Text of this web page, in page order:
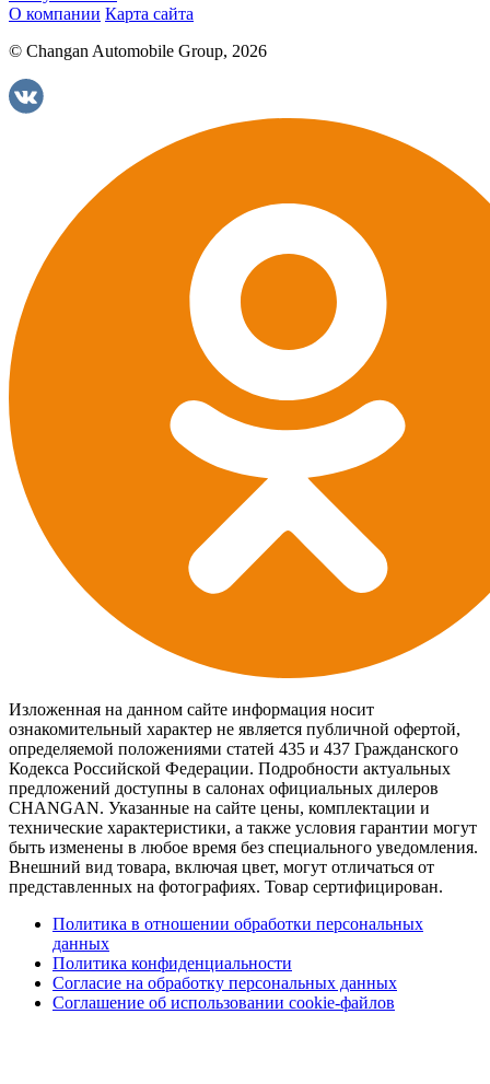
О компании Карта сайта
© Changan Automobile Group, 2026
Изложенная на данном сайте информация носит
ознакомительный характер не является публичной офертой,
определяемой положениями статей 435 и 437 Гражданского
Кодекса Российской Федерации. Подробности актуальных
предложений доступны в салонах официальных дилеров
CHANGAN. Указанные на сайте цены, комплектации и
технические характеристики, а также условия гарантии могут
быть изменены в любое время без специального уведомления.
Внешний вид товара, включая цвет, могут отличаться от
представленных на фотографиях. Товар сертифицирован.
Политика в отношении обработки персональных
данных
Политика конфиденциальности
Согласие на обработку персональных данных
Соглашение об использовании cookie-файлов